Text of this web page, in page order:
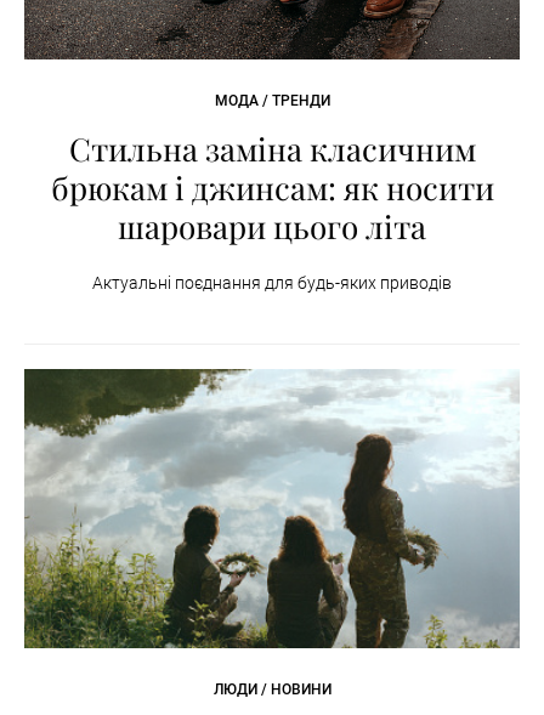
МОДА / ТРЕНДИ
Стильна заміна класичним
брюкам і джинсам: як носити
шаровари цього літа
Актуальні поєднання для будь-яких приводів
ЛЮДИ / НОВИНИ